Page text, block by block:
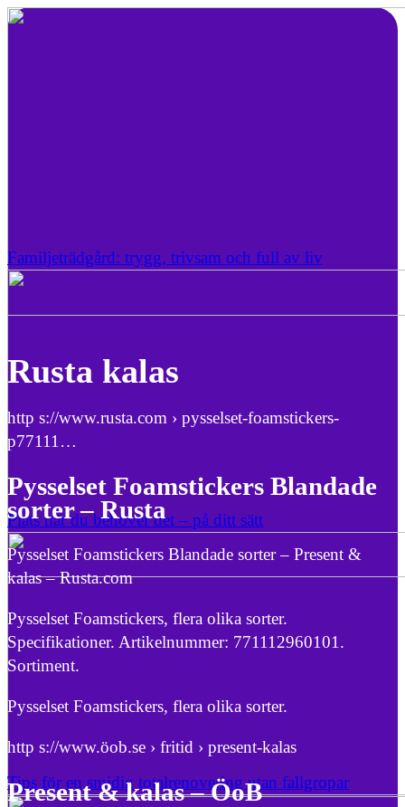
Familjeträdgård: trygg, trivsam och full av liv
Plats när du behöver det – på ditt sätt
Tips för en smidig totalrenovering utan fallgropar
Rusta kalas
http s://www.rusta.com › pysselset-foamstickers-
p77111…
Pysselset Foamstickers Blandade
sorter – Rusta
Pysselset Foamstickers Blandade sorter – Present &
kalas – Rusta.com
Pysselset Foamstickers, flera olika sorter.
Specifikationer. Artikelnummer: 771112960101.
Sortiment.
Pysselset Foamstickers, flera olika sorter.
http s://www.öob.se › fritid › present-kalas
Present & kalas – ÖoB